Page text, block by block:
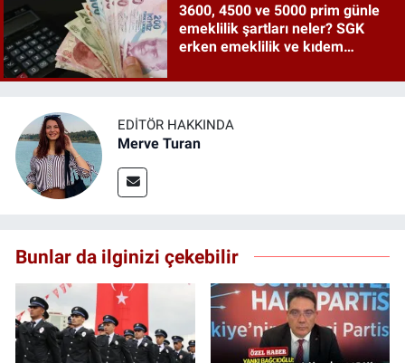
3600, 4500 ve 5000 prim günle
emeklilik şartları neler? SGK
erken emeklilik ve kıdem
EDITÖR HAKKINDA
Merve Turan
Bunlar da ilginizi çekebilir